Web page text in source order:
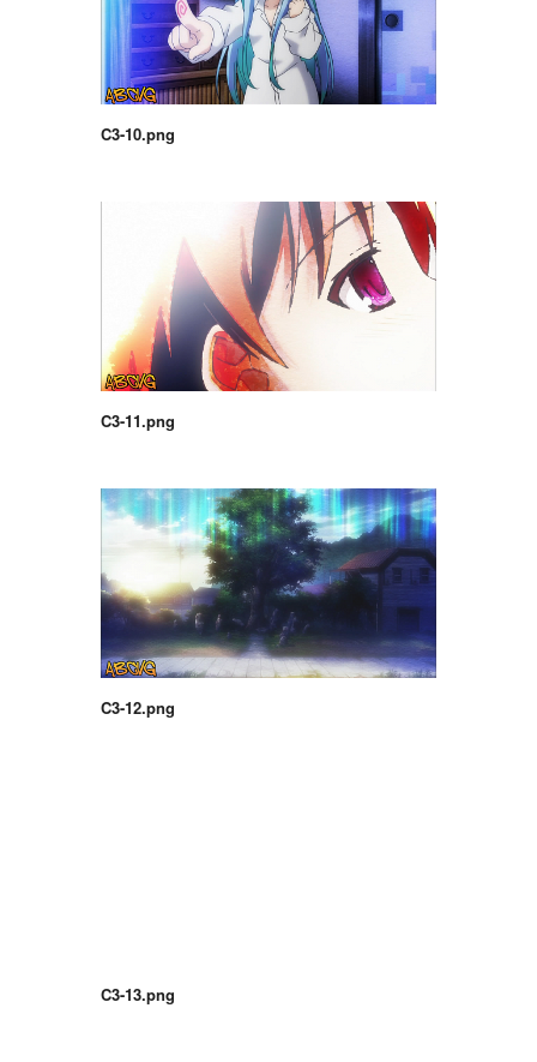
C3-10.png
C3-11.png
C3-12.png
C3-13.png